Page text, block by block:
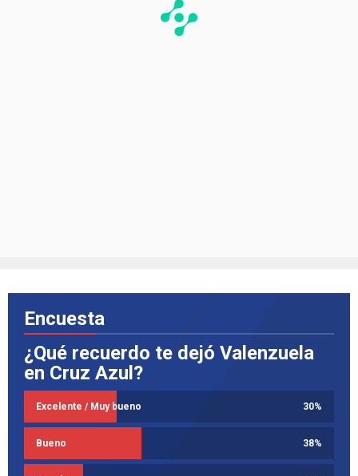
Encuesta
¿Qué recuerdo te dejó Valenzuela
en Cruz Azul?
Excelente / Muy bueno 30%
Bueno 38%